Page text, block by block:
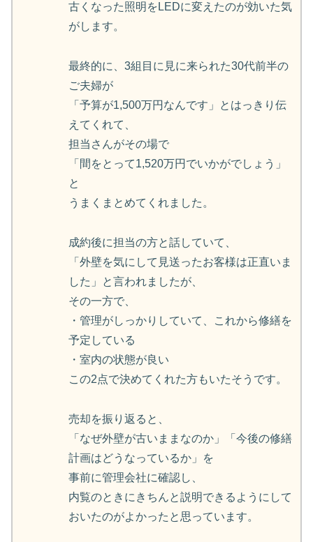
古くなった照明をLEDに変えたのが効いた気
がします。
最終的に、3組目に見に来られた30代前半の
ご夫婦が
「予算が1,500万円なんです」とはっきり伝
えてくれて、
担当さんがその場で
「間をとって1,520万円でいかがでしょう」
と
うまくまとめてくれました。
成約後に担当の方と話していて、
「外壁を気にして見送ったお客様は正直いま
した」と言われましたが、
その一方で、
・管理がしっかりしていて、これから修繕を
予定している
・室内の状態が良い
この2点で決めてくれた方もいたそうです。
売却を振り返ると、
「なぜ外壁が古いままなのか」「今後の修繕
計画はどうなっているか」を
事前に管理会社に確認し、
内覧のときにきちんと説明できるようにして
おいたのがよかったと思っています。